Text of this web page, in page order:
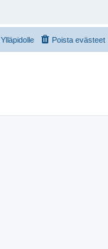
Poista evästeet